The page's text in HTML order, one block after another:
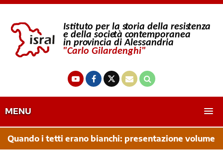
MENU
Quando i tetti erano bianchi: presentazione volume